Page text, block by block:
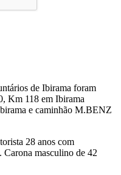
de Ibirama foram
Km 118 em Ibirama
e caminhão M.BENZ
28 anos com
Carona masculino de 42